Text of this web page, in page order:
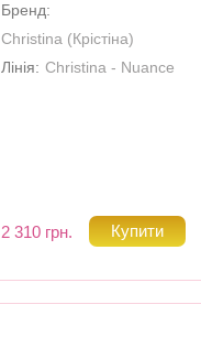
Бренд:
Christina (Крiстiна)
Лінія: Christina - Nuance
2 310 грн.